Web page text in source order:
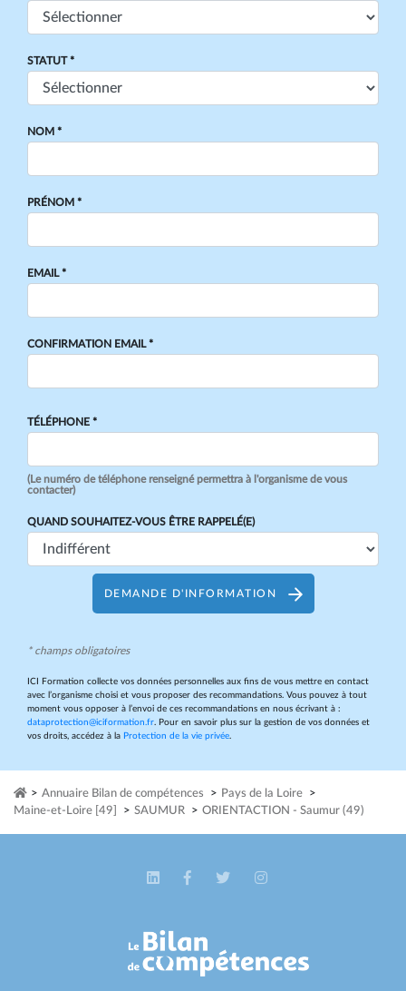
STATUT *
NOM *
PRÉNOM *
EMAIL *
CONFIRMATION EMAIL *
TÉLÉPHONE *
(Le numéro de téléphone renseigné permettra à l'organisme de vous
contacter)
QUAND SOUHAITEZ-VOUS ÊTRE RAPPELÉ(E)
DEMANDE D'INFORMATION
* champs obligatoires
ICI Formation collecte vos données personnelles aux fins de vous mettre en contact
avec l’organisme choisi et vous proposer des recommandations. Vous pouvez à tout
moment vous opposer à l’envoi de ces recommandations en nous écrivant à :
dataprotection@iciformation.fr. Pour en savoir plus sur la gestion de vos données et
vos droits, accédez à la Protection de la vie privée.
> Annuaire Bilan de compétences > Pays de la Loire
>
Maine-et-Loire [49]
> SAUMUR > ORIENTACTION - Saumur (49)